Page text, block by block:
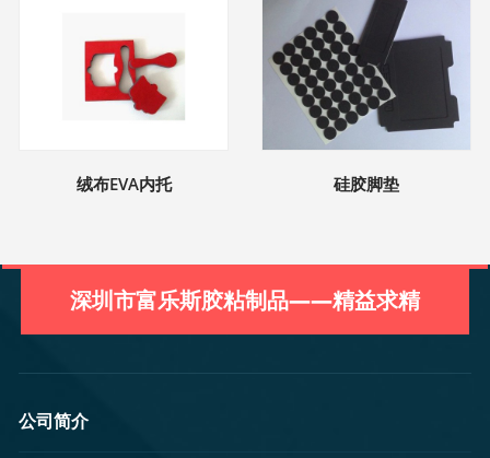
绒布EVA内托 硅胶脚垫
深圳市富乐斯胶粘制品——精益求精
公司简介